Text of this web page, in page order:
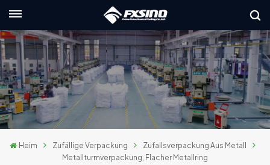
Heim Zufällige Verpackung
Zufallsverpackung Aus Metall
Metallturmverpackung, Flacher Metallring